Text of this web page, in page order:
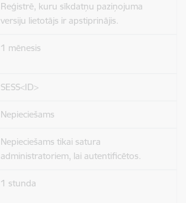
Reģistrē, kuru sīkdatņu paziņojuma
versiju lietotājs ir apstiprinājis.
1 mēnesis
SESS<ID>
Nepieciešams
Nepieciešams tikai satura
administratoriem, lai autentificētos.
1 stunda